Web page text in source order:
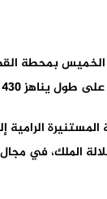
بمحطة
المستنيرة
الملك، في